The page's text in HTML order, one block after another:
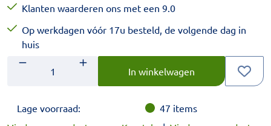
Klanten waarderen ons met een 9.0
Op werkdagen vóór 17u besteld, de volgende dag in
huis
Aantal
Voer het gewenste aantal in.
In winkelwagen
Lage voorraad: 47 items